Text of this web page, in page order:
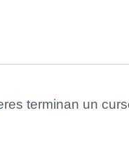
terminan un